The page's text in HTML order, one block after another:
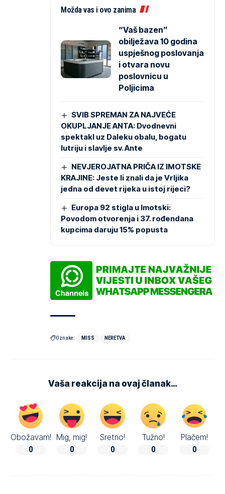
Možda vas i ovo zanima
“Vaš bazen”
obilježava 10 godina
uspješnog poslovanja
i otvara novu
poslovnicu u
Poljicima
SVIB SPREMAN ZA NAJVEĆE
OKUPLJANJE ANTA: Dvodnevni
spektakl uz Daleku obalu, bogatu
lutriju i slavlje sv. Ante
NEVJEROJATNA PRIČA IZ IMOTSKE
KRAJINE: Jeste li znali da je Vrljika
jedna od devet rijeka u istoj rijeci?
Europa 92 stigla u Imotski:
Povodom otvorenja i 37. rođendana
kupcima daruju 15% popusta
Oznake: MISS NERETVA
Vaša reakcija na ovaj članak…
Obožavam!
0
Mig, mig!
0
Sretno!
0
Tužno!
0
Plačem!
0